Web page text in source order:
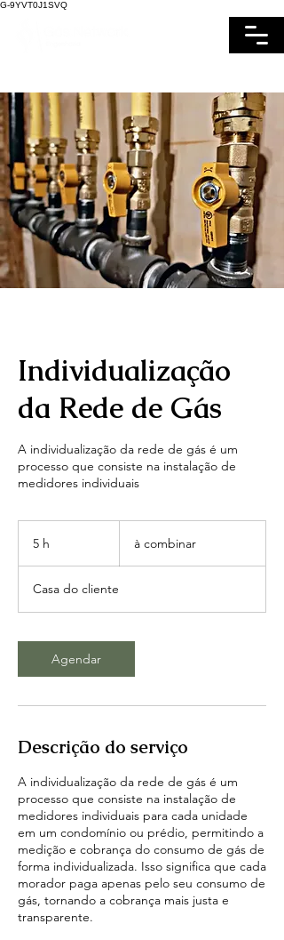
G-9YVT0J1SVQ
Individualização
da Rede de Gás
A individualização da rede de gás é um
processo que consiste na instalação de
medidores individuais
5 h à combinar
Casa do cliente
Agendar
Descrição do serviço
A individualização da rede de gás é um
processo que consiste na instalação de
medidores individuais para cada unidade
em um condomínio ou prédio, permitindo a
medição e cobrança do consumo de gás de
forma individualizada. Isso significa que cada
morador paga apenas pelo seu consumo de
gás, tornando a cobrança mais justa e
transparente.